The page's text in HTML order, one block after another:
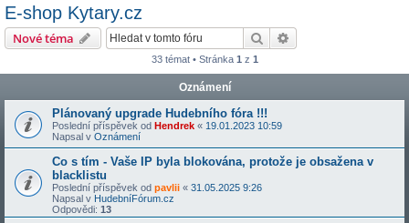
E-shop Kytary.cz
Nové téma Hledat
33 témat • Stránka 1 z 1
Oznámení
Plánovaný upgrade Hudebního fóra !!!
Poslední příspěvek od Hendrek « 19.01.2023 10:59
Napsal v Oznámení
Co s tím - Vaše IP byla blokována, protože je obsažena v
blacklistu
Poslední příspěvek od pavlii « 31.05.2025 9:26
Napsal v HudebníFórum.cz
Odpovědi: 13